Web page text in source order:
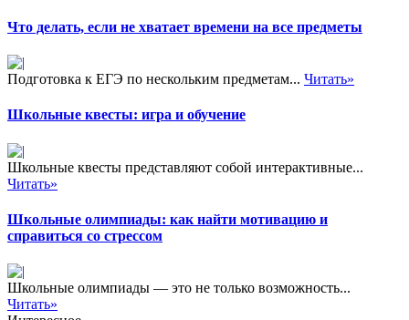
Что делать, если не хватает времени на все предметы
Подготовка к ЕГЭ по нескольким предметам... Читать»
Школьные квесты: игра и обучение
Школьные квесты представляют собой интерактивные...
Читать»
Школьные олимпиады: как найти мотивацию и
справиться со стрессом
Школьные олимпиады — это не только возможность...
Читать»